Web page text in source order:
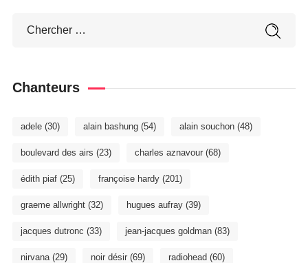
Chanteurs
adele(30) alain bashung(54) alain souchon(48)
boulevard des airs (23) charles aznavour(68)
édith piaf(25) françoise hardy(201)
graeme allwright(32) hugues aufray(39)
jacques dutronc (33) jean-jacques goldman(83)
nirvana(29) noir désir(69) radiohead (60)